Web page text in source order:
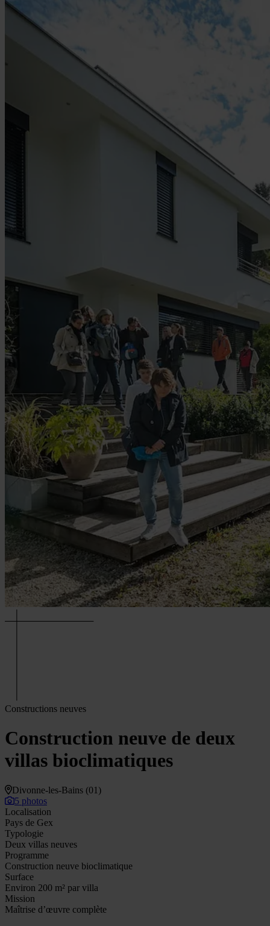
Constructions neuves
Construction neuve de deux
villas bioclimatiques
Divonne-les-Bains (01)
5 photos
Localisation
Pays de Gex
Typologie
Deux villas neuves
Programme
Construction neuve bioclimatique
Surface
Environ 200 m² par villa
Mission
Maîtrise d’œuvre complète